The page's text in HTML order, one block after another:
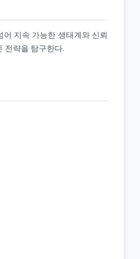
지속 가능한 생태계와 신뢰
전략을 탐구한다.